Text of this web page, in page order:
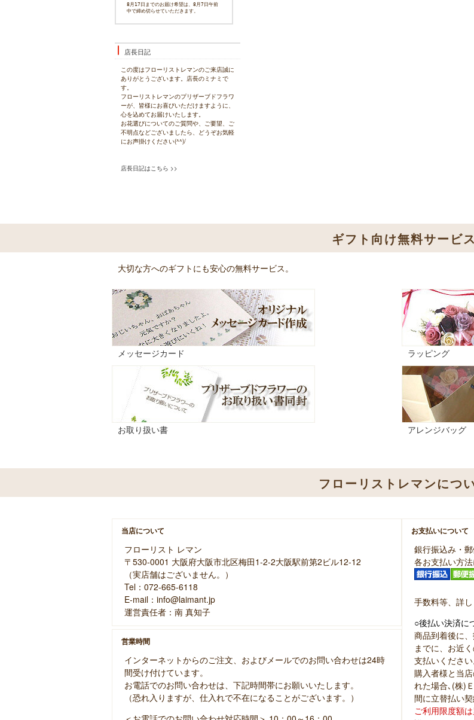
8月17日までのお届け希望は、8月7日午前
中で締め切らせていただきます。
店長日記
この度はフローリストレマンのご来店誠に
ありがとうございます。店長のミナミで
す。
フローリストレマンのプリザーブドフラワ
ーが、皆様にお喜びいただけますように、
心を込めてお届けいたします。
お花選びについてのご質問や、ご要望、ご
不明点などございましたら、どうぞお気軽
にお声掛けください(^^)/
店長日記はこちら >>
ギフト向け無料サービス
大切な方へのギフトにも安心の無料サービス。
メッセージカード ラッピング
お取り扱い書 アレンジバッグ
フローリストレマンにつ
当店について
フローリスト レマン
〒530-0001 大阪府大阪市北区梅田1-2-2大阪駅前第2ビル12-12
（実店舗はございません。）
Tel：072-665-6118
E-mail：info@laimant.jp
運営責任者：南 真知子
営業時間
インターネットからのご注文、およびメールでのお問い合わせは24時
間受け付けています。
お電話でのお問い合わせは、下記時間帯にお願いいたします。
（恐れ入りますが、仕入れで不在になることがございます。）
お支払いについて
銀行振込み・
各お支払い方
手数料等、詳
○後払い決済に
商品到着後に
までに、お近
支払いください
購入者様と当
れた場合､(株)
間に立替払い
ご利用限度額